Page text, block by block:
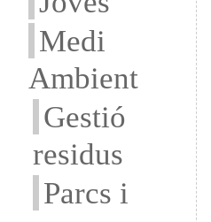
Medi
Ambient
Gestió
residus
Parcs i